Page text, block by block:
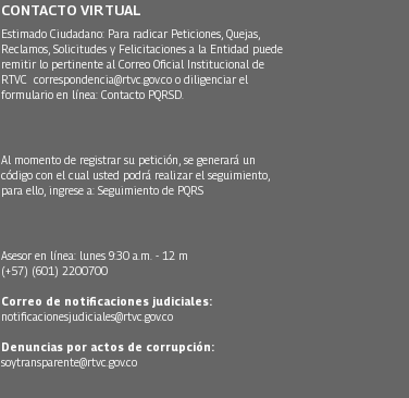
CONTACTO VIRTUAL
Estimado Ciudadano: Para radicar Peticiones, Quejas,
Reclamos, Solicitudes y Felicitaciones a la Entidad puede
remitir lo pertinente al Correo Oficial Institucional de
RTVC correspondencia@rtvc.gov.co o diligenciar el
formulario en línea: Contacto PQRSD.
Al momento de registrar su petición, se generará un
código con el cual usted podrá realizar el seguimiento,
para ello, ingrese a: Seguimiento de PQRS
Asesor en línea: lunes 9:30 a.m. - 12 m
(+57) (601) 2200700
Correo de notificaciones judiciales:
notificacionesjudiciales@rtvc.gov.co
Denuncias por actos de corrupción:
soytransparente@rtvc.gov.co